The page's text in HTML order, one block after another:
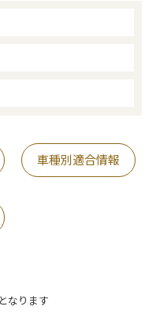
車種別適合情報
なります